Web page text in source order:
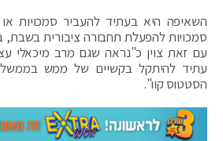
השאיפה היא בעתיד להעביר סמכויות
סמכויות להפעלת תחבורה ציבורית
עם זאת צוין כ"נראה שגם מרב מיכאלי
עתיד להיתקל בקשיים של ממש
הסטטוס קוו".